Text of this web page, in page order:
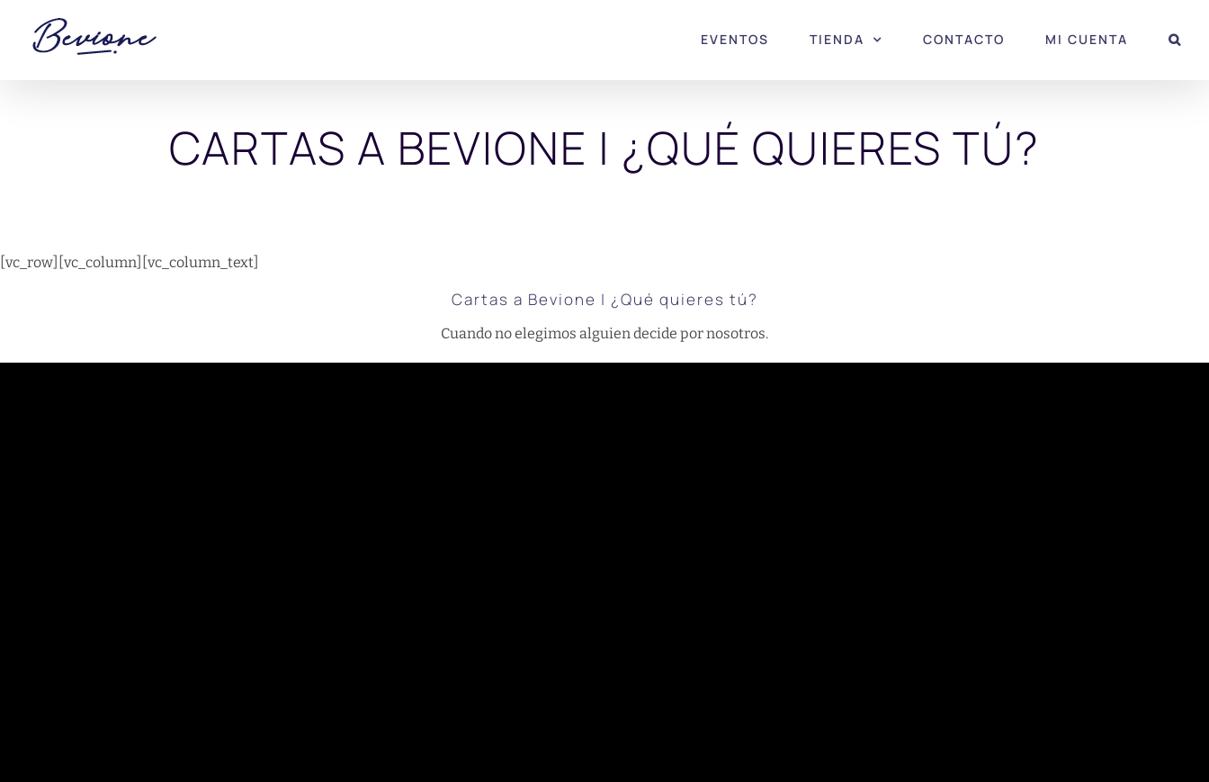
contenido
EVENTOS TIENDA CONTACTO MI CUENTA
CARTAS A BEVIONE | ¿QUÉ QUIERES TÚ?
[vc_row][vc_column][vc_column_text]
Cartas a Bevione | ¿Qué quieres tú?
Cuando no elegimos alguien decide por nosotros.